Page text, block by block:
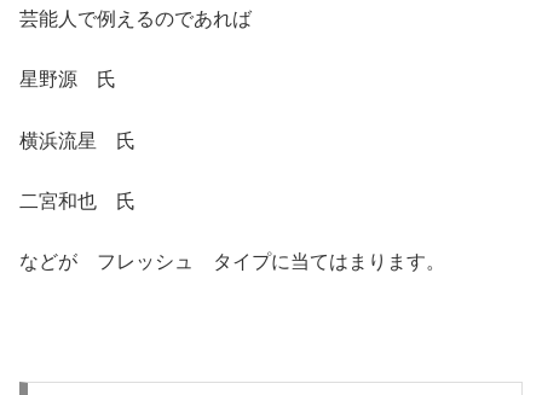
芸能人で例えるのであれば
星野源 氏
横浜流星 氏
二宮和也 氏
などが フレッシュ タイプに当てはまります。